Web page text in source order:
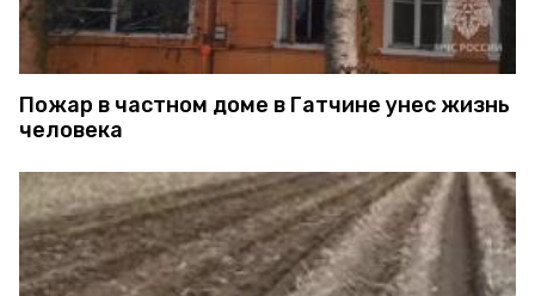
Пожар в частном доме в Гатчине унес жизнь
человека